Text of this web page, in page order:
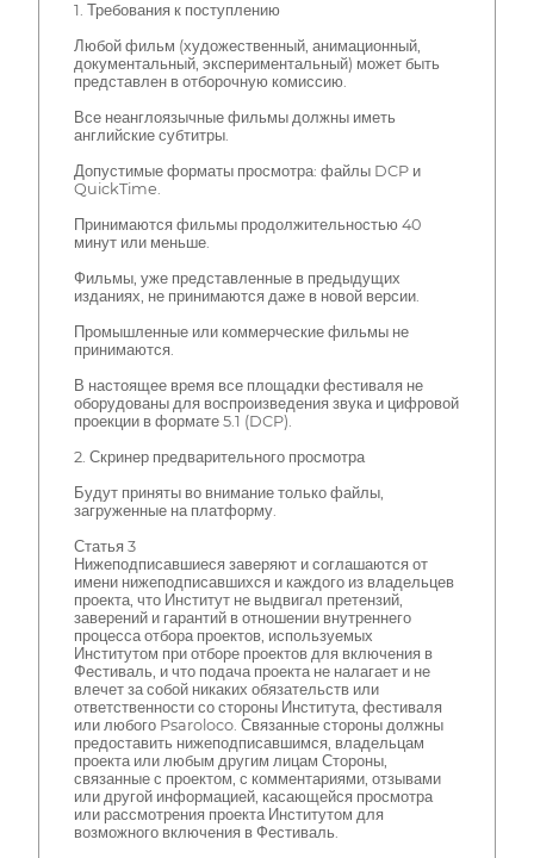
1. Требования к поступлению
Любой фильм (художественный, анимационный,
документальный, экспериментальный) может быть
представлен в отборочную комиссию.
Все неанглоязычные фильмы должны иметь
английские субтитры.
Допустимые форматы просмотра: файлы DCP и
QuickTime.
Принимаются фильмы продолжительностью 40
минут или меньше.
Фильмы, уже представленные в предыдущих
изданиях, не принимаются даже в новой версии.
Промышленные или коммерческие фильмы не
принимаются.
В настоящее время все площадки фестиваля не
оборудованы для воспроизведения звука и цифровой
проекции в формате 5.1 (DCP).
2. Скринер предварительного просмотра
Будут приняты во внимание только файлы,
загруженные на платформу.
Статья 3
Нижеподписавшиеся заверяют и соглашаются от
имени нижеподписавшихся и каждого из владельцев
проекта, что Институт не выдвигал претензий,
заверений и гарантий в отношении внутреннего
процесса отбора проектов, используемых
Институтом при отборе проектов для включения в
Фестиваль, и что подача проекта не налагает и не
влечет за собой никаких обязательств или
ответственности со стороны Института, фестиваля
или любого Psaroloco. Связанные стороны должны
предоставить нижеподписавшимся, владельцам
проекта или любым другим лицам Стороны,
связанные с проектом, с комментариями, отзывами
или другой информацией, касающейся просмотра
или рассмотрения проекта Институтом для
возможного включения в Фестиваль.